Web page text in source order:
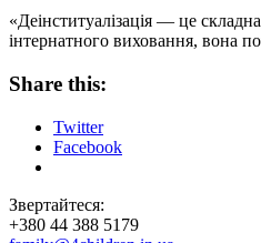
«Деінституалізація — це
інтернатного виховання, вона
Share this:
Twitter
Facebook
Звертайтеся:
+380 44 388 5179